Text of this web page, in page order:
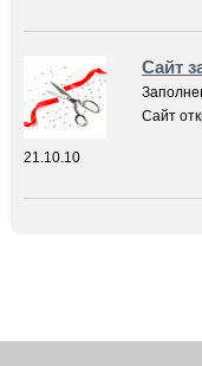
21.10.10
Сайт
Сайт